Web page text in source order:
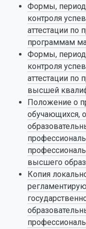
Формы,
контроля
аттестации по
программам
Формы,
контроля
аттестации по
высшей
Положение о
обучающихся,
высшего
Копия